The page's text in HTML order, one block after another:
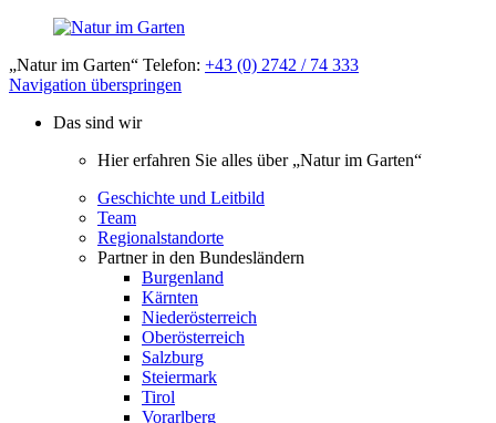
„Natur im Garten“ Telefon: +43 (0) 2742 / 74 333
Navigation überspringen
Das sind wir
Hier erfahren Sie alles über „Natur im Garten“
Geschichte und Leitbild
Team
Regionalstandorte
Partner in den Bundesländern
Burgenland
Kärnten
Niederösterreich
Oberösterreich
Salzburg
Steiermark
Tirol
Vorarlberg